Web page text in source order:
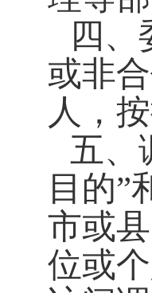
四、
或非
人，
五、
目的”
市或县
位或